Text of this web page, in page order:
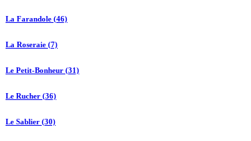
La Farandole (46)
La Roseraie (7)
Le Petit-Bonheur (31)
Le Rucher (36)
Le Sablier (30)